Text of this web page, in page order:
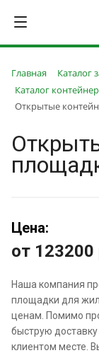
Главная
Каталог
Каталог
Открытые
Цена:
от 123200
Наша компания
площадки для
ценам. Помимо
быструю доставку
клиентом месте.